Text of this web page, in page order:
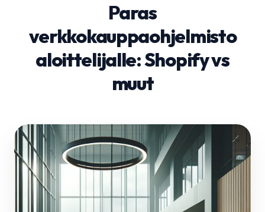
Paras
verkkokauppaohjelmisto
aloittelijalle: Shopify vs
muut